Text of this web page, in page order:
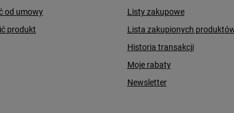
od umowy
produkt
Listy zakupowe
Lista zakupionych
Historia transakcji
Moje rabaty
Newsletter